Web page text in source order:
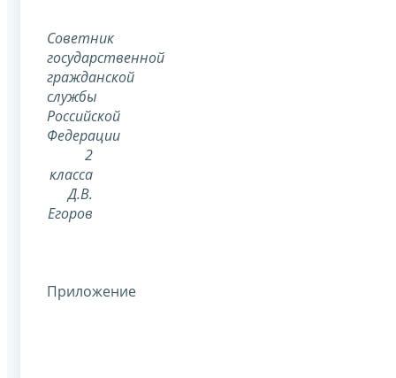
Советник
государственной
гражданской
службы
Российской
Федерации
2
класса
Д.В.
Егоров
Приложение